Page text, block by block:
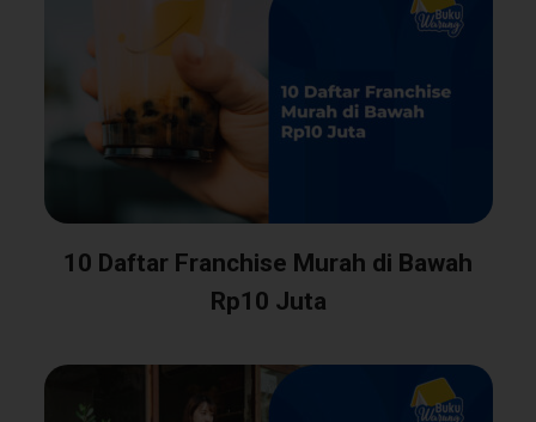
10 Daftar Franchise Murah di Bawah
Rp10 Juta